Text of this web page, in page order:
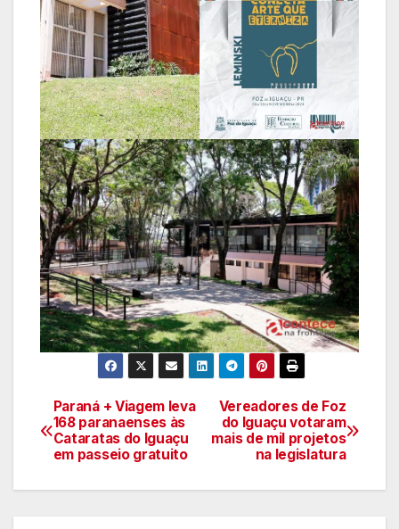
Navegação
de
artigos
Vereadores de Foz
do Iguaçu votaram
mais de mil projetos
na legislatura
Paraná + Viagem leva
168 paranaenses às
Cataratas do Iguaçu
em passeio gratuito